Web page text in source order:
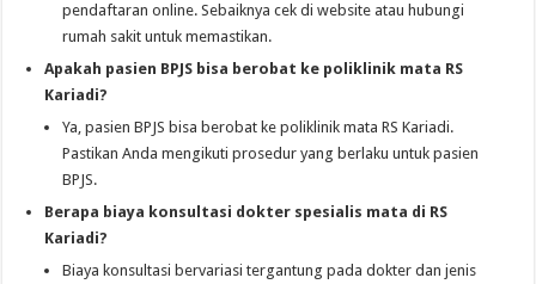
pendaftaran online. Sebaiknya cek di website atau hubungi
rumah sakit untuk memastikan.
Apakah pasien BPJS bisa berobat ke poliklinik mata RS
Kariadi?
Ya, pasien BPJS bisa berobat ke poliklinik mata RS Kariadi.
Pastikan Anda mengikuti prosedur yang berlaku untuk pasien
BPJS.
Berapa biaya konsultasi dokter spesialis mata di RS
Kariadi?
Biaya konsultasi bervariasi tergantung pada dokter dan jenis